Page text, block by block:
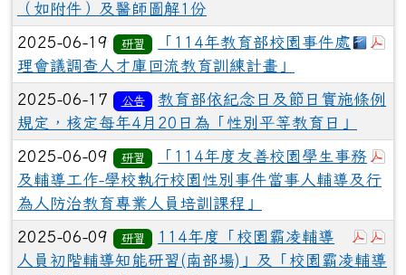
（如附件）及醫師圖解1份
下
2025-06-19 研習
「114年教育部校園事件處
理會議調查人才庫回流教育訓練計畫」
2025-06-17 公告
教育部依紀念日及節日實施條例
規定，核定每年4月20日為「性別平等教育日」
2025-06-09 研習
「114年度友善校園學生事務
及輔導工作-學校執行校園性別事件當事人輔導及行
為人防治教育專業人員培訓課程」
於
2025-06-09 研習
114年度「校園霸凌輔導
人員初階輔導知能研習(南部場)」及「校園霸凌輔導